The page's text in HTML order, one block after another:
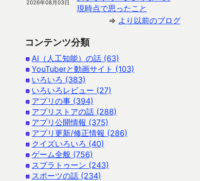
2026年08月03日
現時点で思ったこと
⇒ より以前のブログ
コンテンツ分類
AI（人工知能）の話 (63)
YouTuberと動画サイト (103)
いろいろ (383)
いろいろレビュー (27)
アプリの事 (394)
アプリストアの話 (288)
アプリ公開情報 (375)
アプリ更新/修正情報 (286)
クイズいろいろ (40)
ゲーム全般 (756)
スプラトゥーン (243)
スポーツの話 (234)